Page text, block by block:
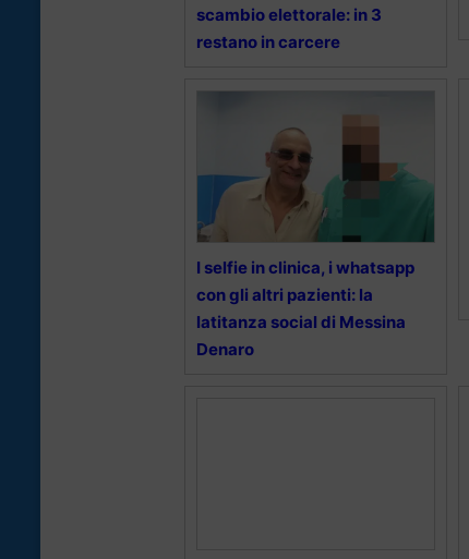
scambio elettorale: in 3
restano in carcere
I selfie in clinica, i whatsapp
con gli altri pazienti: la
latitanza social di Messina
Denaro